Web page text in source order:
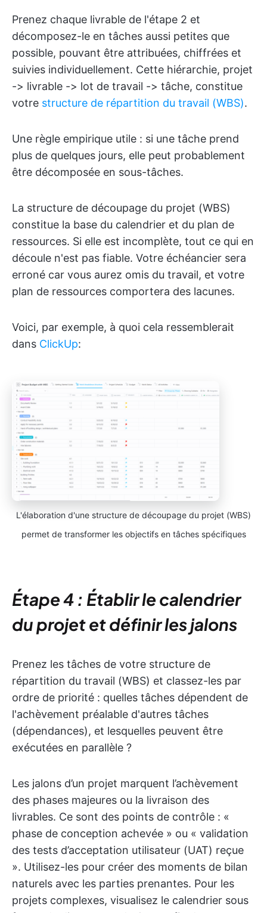
Prenez chaque livrable de l'étape 2 et
décomposez-le en tâches aussi petites que
possible, pouvant être attribuées, chiffrées et
suivies individuellement. Cette hiérarchie, projet
-> livrable -> lot de travail -> tâche, constitue
votre structure de répartition du travail (WBS).
Une règle empirique utile : si une tâche prend
plus de quelques jours, elle peut probablement
être décomposée en sous-tâches.
La structure de découpage du projet (WBS)
constitue la base du calendrier et du plan de
ressources. Si elle est incomplète, tout ce qui en
découle n'est pas fiable. Votre échéancier sera
erroné car vous aurez omis du travail, et votre
plan de ressources comportera des lacunes.
Voici, par exemple, à quoi cela ressemblerait
dans ClickUp:
L'élaboration d'une structure de découpage du projet (WBS)
permet de transformer les objectifs en tâches spécifiques
Étape 4 : Établir le calendrier
du projet et définir les jalons
Prenez les tâches de votre structure de
répartition du travail (WBS) et classez-les par
ordre de priorité : quelles tâches dépendent de
l'achèvement préalable d'autres tâches
(dépendances), et lesquelles peuvent être
exécutées en parallèle ?
Les jalons d’un projet marquent l’achèvement
des phases majeures ou la livraison des
livrables. Ce sont des points de contrôle : «
phase de conception achevée » ou « validation
des tests d’acceptation utilisateur (UAT) reçue
». Utilisez-les pour créer des moments de bilan
naturels avec les parties prenantes. Pour les
projets complexes, visualisez le calendrier sous